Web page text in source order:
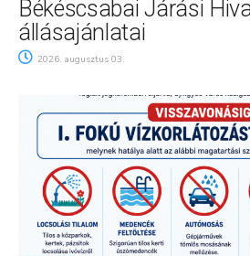
Békéscsabai Járási
állásajánlatai
2026. augusztus 03.